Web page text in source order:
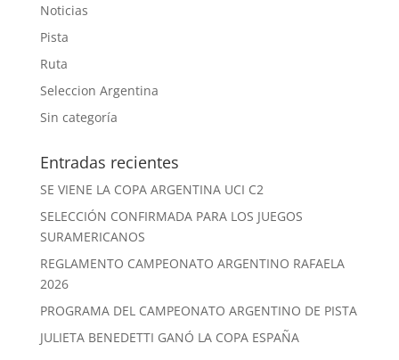
Noticias
Pista
Ruta
Seleccion Argentina
Sin categoría
Entradas recientes
SE VIENE LA COPA ARGENTINA UCI C2
SELECCIÓN CONFIRMADA PARA LOS JUEGOS
SURAMERICANOS
REGLAMENTO CAMPEONATO ARGENTINO RAFAELA
2026
PROGRAMA DEL CAMPEONATO ARGENTINO DE PISTA
JULIETA BENEDETTI GANÓ LA COPA ESPAÑA